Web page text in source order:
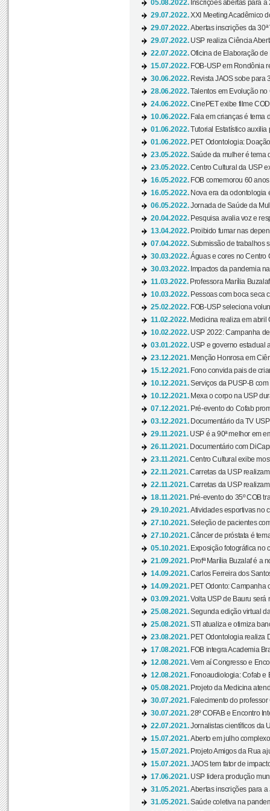
05.08.2022. Inscrições abertas para a
29.07.2022.XXI Meeting Acadêmico
29.07.2022.Abertas inscrições da 30ª
29.07.2022. USP realiza Ciência
22.07.2022.Oficina de Elaboração de
15.07.2022. FOB-USP em Rondônia
30.06.2022. Revista JAOS sobe para
28.06.2022.Talentos em Evolução no
24.06.2022.CinePET exibe filme
10.06.2022. Fala em crianças é tema
01.06.2022.Tutorial Estatístico auxilia
01.06.2022. PET Odontologia:
23.05.2022.Saúde da mulher é tema
23.05.2022.Centro Cultural da USP
16.05.2022. FOB comemorou 60
16.05.2022. Nova era da odontologia
06.05.2022.Jornada de Saúde da
20.04.2022. Pesquisa avalia voz e
13.04.2022. Proibido fumar nas
07.04.2022.Submissão de trabalhos
30.03.2022.Águas e cores no Centro
30.03.2022. Impactos da pandemia
11.03.2022. Professora Marília
10.03.2022. Pessoas com boca seca
25.02.2022. FOB-USP seleciona
11.02.2022. Medicina realiza em abril
10.02.2022. USP 2022: Campanha
03.01.2022. USP e governo estadual
23.12.2021. Menção Honrosa em
15.12.2021. Fono convida pais de
10.12.2021.Serviços da PUSP-B
10.12.2021. Mexa o corpo na USP
07.12.2021. Pré-evento do Cofab
03.12.2021. Documentário da TV
29.11.2021. USP é a 90ª melhor em
26.11.2021. Documentário com
23.11.2021.Centro Cultural exibe
22.11.2021.Carretas da USP
22.11.2021.Carretas da USP
18.11.2021. Pré-evento do 35º COB
29.10.2021.Atividades esportivas no
27.10.2021.Seleção de pacientes
27.10.2021.Câncer de próstata é
05.10.2021. Exposição fotográfica no
21.09.2021. Profª Marília Buzalaf é a
14.09.2021.Carlos Ferreira dos
14.09.2021. PET Odonto: Campanha
03.09.2021.Volta USP de Bauru será
25.08.2021.Segunda edição virtual
25.08.2021.STI atualiza e otimiza
23.08.2021. PET Odontologia realiza
17.08.2021. FOB integra Academia
12.08.2021.Vem aí Congresso e
12.08.2021. Fonoaudiologia: Cofab e
05.08.2021. Projeto da Medicina
30.07.2021. Falecimento do
30.07.2021.28º COFAB e Encontro
22.07.2021.Jornalistas científicos da
15.07.2021.Aberto em julho
15.07.2021. Projeto Amigos da Rua
15.07.2021.JAOS tem fator de
17.06.2021. USP lidera produção
31.05.2021.Abertas inscrições para
31.05.2021.Saúde coletiva na